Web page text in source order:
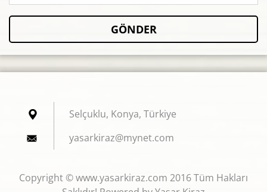
Selçuklu, Konya, Türkiye
yasarkiraz@mynet.com
Copyright © www.yasarkiraz.com 2016 Tüm Hakları